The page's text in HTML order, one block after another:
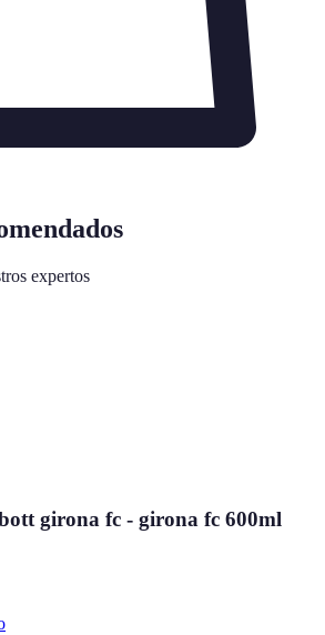
expertos
girona fc - girona fc 600ml